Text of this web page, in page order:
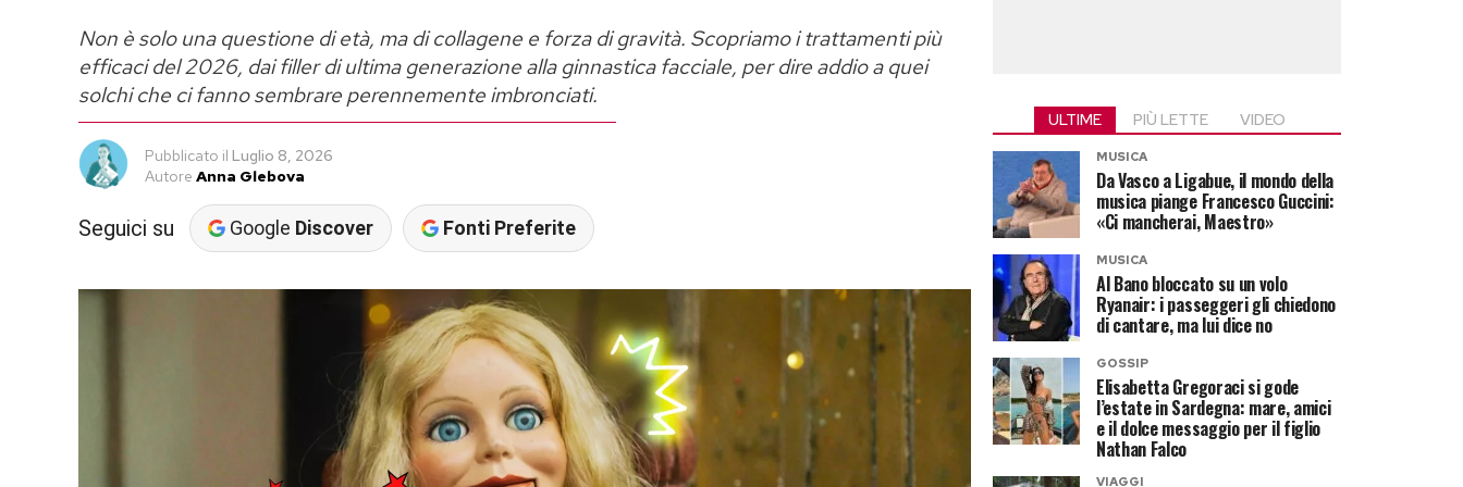
Non è solo una questione di età, ma di collagene e forza di gravità. Scopriamo i trattamenti più
efficaci del 2026, dai filler di ultima generazione alla ginnastica facciale, per dire addio a quei
solchi che ci fanno sembrare perennemente imbronciati.
Pubblicato il Luglio 8, 2026
Autore Anna Glebova
Seguici su Google Discover Fonti Preferite
ULTIME PIÙ LETTE VIDEO
MUSICA
Da Vasco a Ligabue, il mondo della
musica piange Francesco Guccini:
«Ci mancherai, Maestro»
MUSICA
Al Bano bloccato su un volo
Ryanair: i passeggeri gli chiedono
di cantare, ma lui dice no
GOSSIP
Elisabetta Gregoraci si gode
l’estate in Sardegna: mare, amici
e il dolce messaggio per il figlio
Nathan Falco
VIAGGI